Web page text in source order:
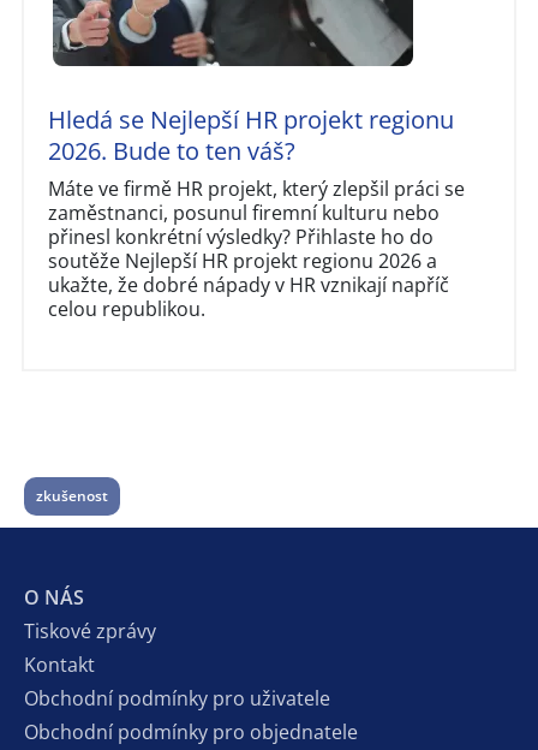
Hledá se Nejlepší HR projekt regionu
2026. Bude to ten váš?
Máte ve firmě HR projekt, který zlepšil práci se
zaměstnanci, posunul firemní kulturu nebo
přinesl konkrétní výsledky? Přihlaste ho do
soutěže Nejlepší HR projekt regionu 2026 a
ukažte, že dobré nápady v HR vznikají napříč
celou republikou.
zkušenost
O NÁS
Tiskové zprávy
Kontakt
Obchodní podmínky pro uživatele
Obchodní podmínky pro objednatele